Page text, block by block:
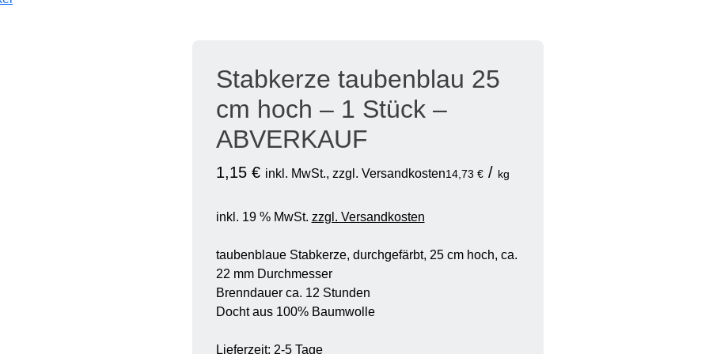
Stabkerze taubenblau 25
cm hoch – 1 Stück –
ABVERKAUF
1,15 € inkl. MwSt., zzgl. Versandkosten14,73 €/ kg
inkl. 19 % MwSt. zzgl. Versandkosten
taubenblaue Stabkerze, durchgefärbt, 25 cm hoch, ca.
22 mm Durchmesser
Brenndauer ca. 12 Stunden
Docht aus 100% Baumwolle
Lieferzeit: 2-5 Tage